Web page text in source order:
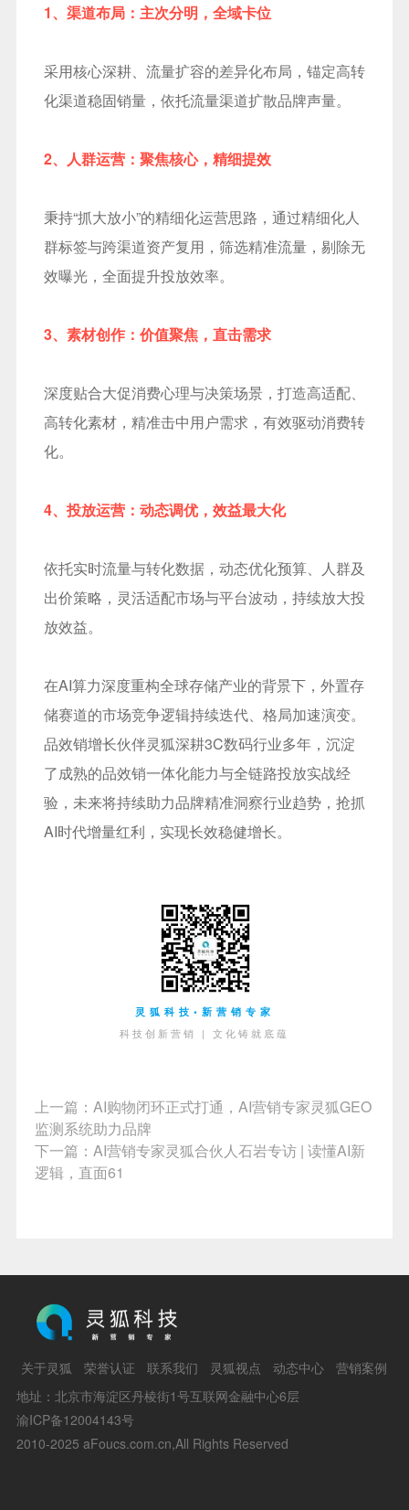
1、渠道布局：主次分明，全域卡位
采用核心深耕、流量扩容的差异化布局，锚定高转
化渠道稳固销量，依托流量渠道扩散品牌声量。
2、人群运营：聚焦核心，精细提效
秉持“抓大放小”的精细化运营思路，通过精细化人
群标签与跨渠道资产复用，筛选精准流量，剔除无
效曝光，全面提升投放效率。
3、素材创作：价值聚焦，直击需求
深度贴合大促消费心理与决策场景，打造高适配、
高转化素材，精准击中用户需求，有效驱动消费转
化。
4、投放运营：动态调优，效益最大化
依托实时流量与转化数据，动态优化预算、人群及
出价策略，灵活适配市场与平台波动，持续放大投
放效益。
在AI算力深度重构全球存储产业的背景下，外置存
储赛道的市场竞争逻辑持续迭代、格局加速演变。
品效销增长伙伴灵狐深耕3C数码行业多年，沉淀
了成熟的品效销一体化能力与全链路投放实战经
验，未来将持续助力品牌精准洞察行业趋势，抢抓
AI时代增量红利，实现长效稳健增长。
灵狐科技•新营销专家
科技创新营销 | 文化铸就底蕴
上一篇： AI购物闭环正式打通，AI营销专家灵狐GEO
监测系统助力品牌
下一篇： AI营销专家灵狐合伙人石岩专访 | 读懂AI新
逻辑，直面61
关于灵狐 荣誉认证 联系我们 灵狐视点 动态中心
营销案例
地址：北京市海淀区丹棱街1号互联网金融中心6层
渝ICP备12004143号
2010-2025 aFoucs.com.cn,All Rights Reserved